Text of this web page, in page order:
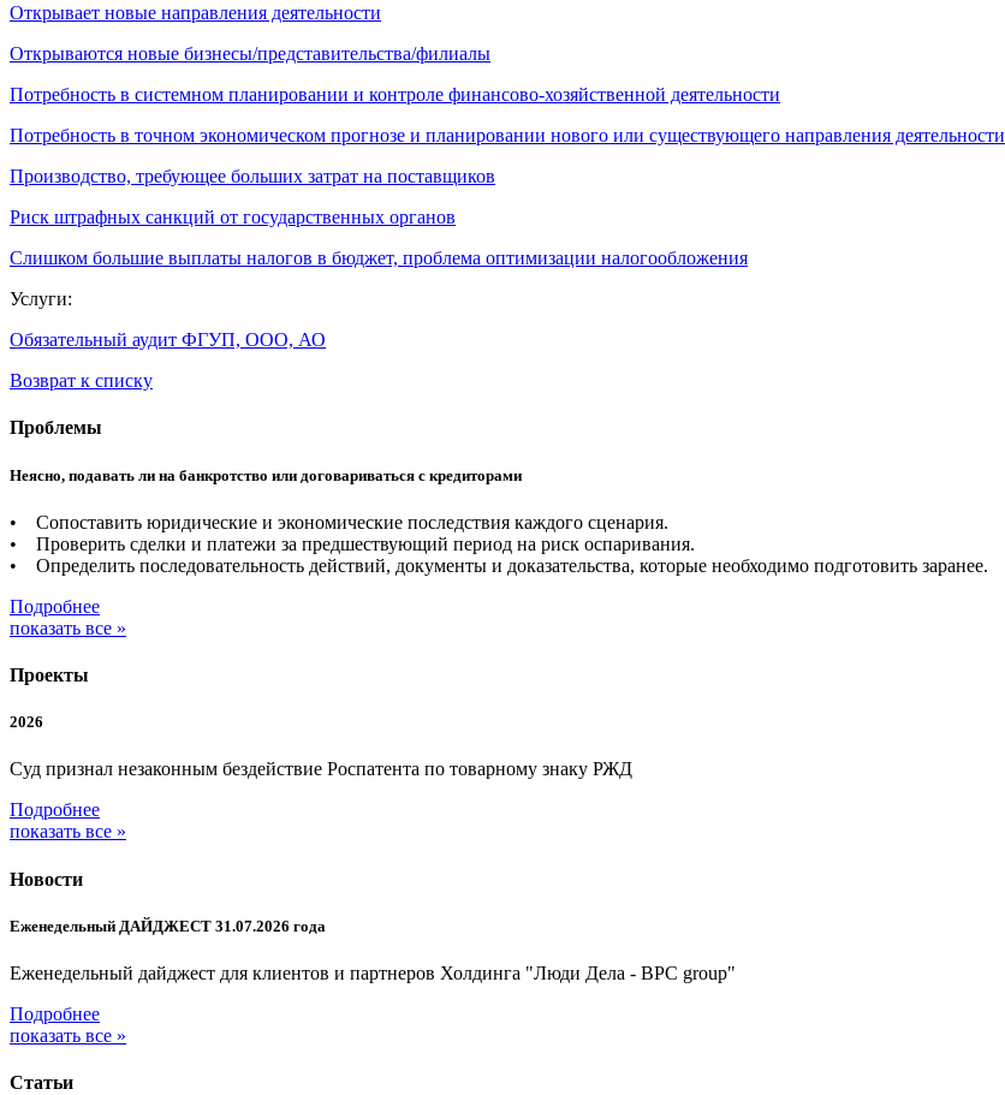
Открывает новые направления деятельности
Открываются новые бизнесы/представительства/филиалы
Потребность в системном планировании и контроле финансово-хозяйственной деятельности
Потребность в точном экономическом прогнозе и планировании нового или существующего направления деятельности
Производство, требующее больших затрат на поставщиков
Риск штрафных санкций от государственных органов
Слишком большие выплаты налогов в бюджет, проблема оптимизации налогообложения
Услуги:
Обязательный аудит ФГУП, ООО, АО
Возврат к списку
Проблемы
Неясно, подавать ли на банкротство или договариваться с кредиторами
• Сопоставить юридические и экономические последствия каждого сценария.
• Проверить сделки и платежи за предшествующий период на риск оспаривания.
• Определить последовательность действий, документы и доказательства, которые необходимо подготовить заранее.
Подробнее
показать все »
Проекты
2026
Суд признал незаконным бездействие Роспатента по товарному знаку РЖД
Подробнее
показать все »
Новости
Еженедельный ДАЙДЖЕСТ 31.07.2026 года
Еженедельный дайджест для клиентов и партнеров Холдинга "Люди Дела - BPC group"
Подробнее
показать все »
Статьи